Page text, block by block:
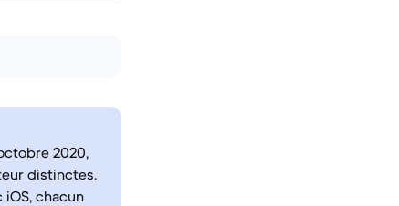
2020,
distinctes.
iOS, chacun